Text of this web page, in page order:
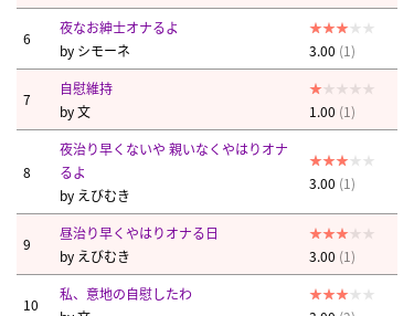
6
夜なお紳士オナるよ
by シモーネ 3.00 (1)
7
自慰維持
by文 1.00 (1)
8
夜治り早くないや 親いなくやはりオナ
るよ
by えびむき
3.00 (1)
9
昼治り早くやはりオナる日
by えびむき 3.00 (1)
10
私、意地の自慰したわ